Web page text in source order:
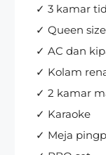
✓ 3 kamar
✓ Queen
✓ AC dan
✓ Kolam
✓ 2 kamar
✓ Karaoke
✓ Meja